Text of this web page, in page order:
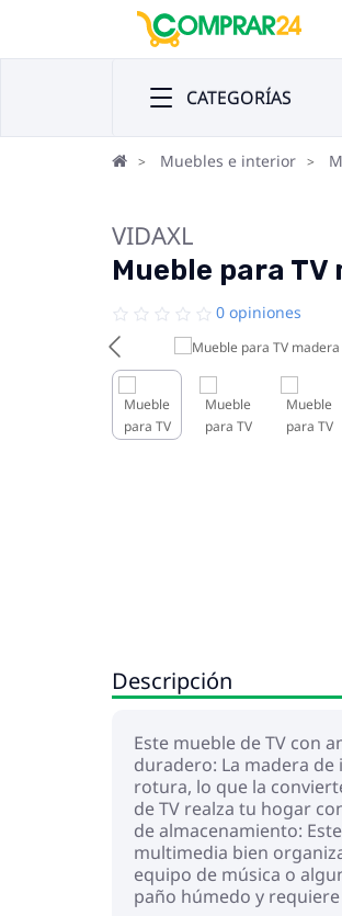
CATEGORÍAS
Muebles e interior
VIDAXL
Mueble para
0 opiniones
Descripción
Este mueble de TV con
duradero: La madera
rotura, lo que la
de TV realza tu hogar
de almacenamiento:
multimedia bien
equipo de música o
paño húmedo y